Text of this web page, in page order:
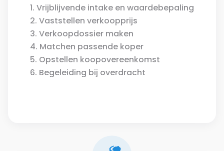
1. Vrijblijvende intake en waardebepaling
2. Vaststellen verkoopprijs
3. Verkoopdossier maken
4. Matchen passende koper
5. Opstellen koopovereenkomst
6. Begeleiding bij overdracht